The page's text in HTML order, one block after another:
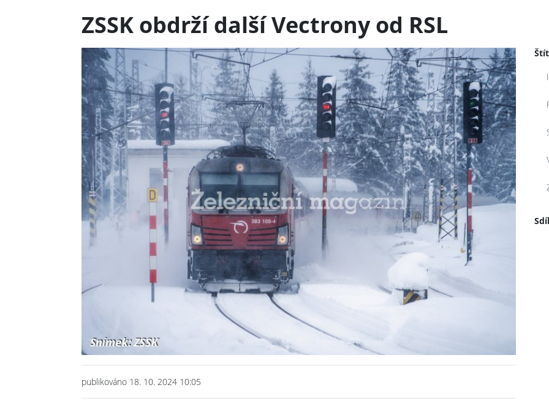
ZSSK obdrží další Vectrony od RSL
publikováno 18. 10. 2024 10:05